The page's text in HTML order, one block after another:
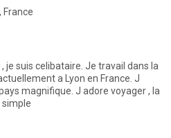
France
je suis celibataire. Je travail dans la
a Lyon en France. J
magnifique. J adore voyager , la
simple